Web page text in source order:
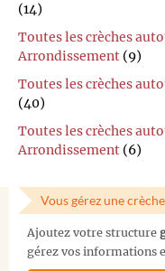
(14)
Toutes les crèches
Arrondissement (9)
Toutes les crèches
(40)
Toutes les crèches
Arrondissement (6)
Vous gérez une
Ajoutez votre structure
gérez vos informations